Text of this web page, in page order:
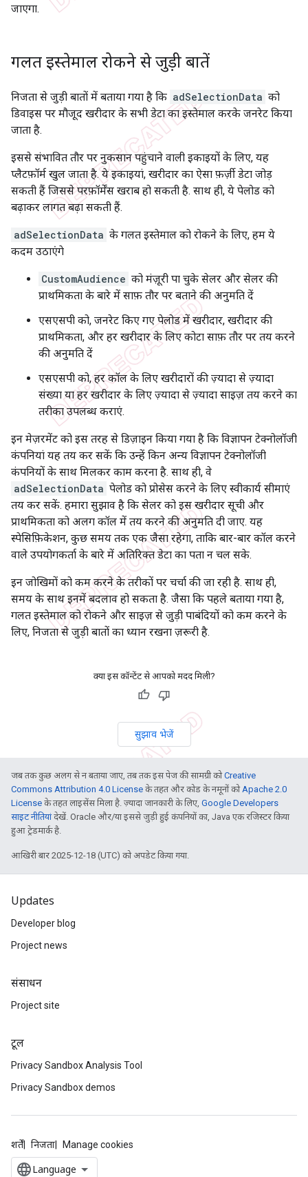
जाएगा.
गलत इस्तेमाल रोकने से जुड़ी बातें
निजता से जुड़ी बातों में बताया गया है कि adSelectionData को
डिवाइस पर मौजूद खरीदार के सभी डेटा का इस्तेमाल करके जनरेट किया
जाता है.
इससे संभावित तौर पर नुकसान पहुंचाने वाली इकाइयों के लिए, यह
प्लैटफ़ॉर्म खुल जाता है. ये इकाइयां, खरीदार का ऐसा फ़र्ज़ी डेटा जोड़
सकती हैं जिससे परफ़ॉर्मेंस खराब हो सकती है. साथ ही, ये पेलोड को
बढ़ाकर लागत बढ़ा सकती हैं.
adSelectionData के गलत इस्तेमाल को रोकने के लिए, हम ये
कदम उठाएंगे
CustomAudience को मंज़ूरी पा चुके सेलर और सेलर की
प्राथमिकता के बारे में साफ़ तौर पर बताने की अनुमति दें
एसएसपी को, जनरेट किए गए पेलोड में खरीदार, खरीदार की
प्राथमिकता, और हर खरीदार के लिए कोटा साफ़ तौर पर तय करने
की अनुमति दें
एसएसपी को, हर कॉल के लिए खरीदारों की ज़्यादा से ज़्यादा
संख्या या हर खरीदार के लिए ज़्यादा से ज़्यादा साइज़ तय करने का
तरीका उपलब्ध कराएं.
इन मेज़रमेंट को इस तरह से डिज़ाइन किया गया है कि विज्ञापन टेक्नोलॉजी
कंपनियां यह तय कर सकें कि उन्हें किन अन्य विज्ञापन टेक्नोलॉजी
कंपनियों के साथ मिलकर काम करना है. साथ ही, वे
adSelectionData पेलोड को प्रोसेस करने के लिए स्वीकार्य सीमाएं
तय कर सकें. हमारा सुझाव है कि सेलर को इस खरीदार सूची और
प्राथमिकता को अलग कॉल में तय करने की अनुमति दी जाए. यह
स्पेसिफ़िकेशन, कुछ समय तक एक जैसा रहेगा, ताकि बार-बार कॉल करने
वाले उपयोगकर्ता के बारे में अतिरिक्त डेटा का पता न चल सके.
इन जोखिमों को कम करने के तरीकों पर चर्चा की जा रही है. साथ ही,
समय के साथ इनमें बदलाव हो सकता है. जैसा कि पहले बताया गया है,
गलत इस्तेमाल को रोकने और साइज़ से जुड़ी पाबंदियों को कम करने के
लिए, निजता से जुड़ी बातों का ध्यान रखना ज़रूरी है.
क्या इस कॉन्टेंट से आपको मदद मिली?
सुझाव भेजें
जब तक कुछ अलग से न बताया जाए, तब तक इस पेज की सामग्री कोCreative
Commons Attribution 4.0 License के तहत और कोड के नमूनों को Apache 2.0
License के तहत लाइसेंस मिला है. ज़्यादा जानकारी के लिए, Google Developers
साइट नीतियांदेखें. Oracle और/या इससे जुड़ी हुई कंपनियों का, Java एक रजिस्टर किया
हुआ ट्रेडमार्क है.
आखिरी बार 2025-12-18 (UTC) को अपडेट किया गया.
Updates
Developer blog
Project news
संसाधन
Project site
टूल
Privacy Sandbox Analysis Tool
Privacy Sandbox demos
शर्तें निजता Manage cookies